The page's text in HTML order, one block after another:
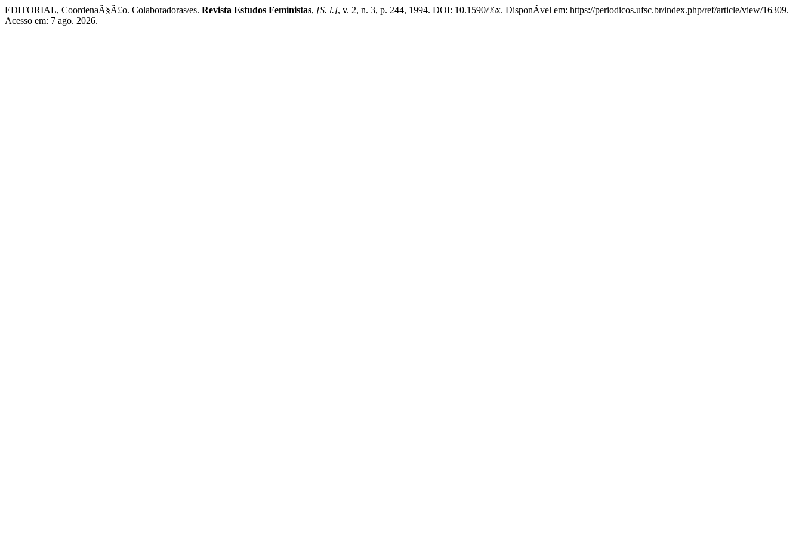
EDITORIAL, CoordenaÃ§Ã£o. Colaboradoras/es. Revista Estudos Feministas, [S. l.], v. 2, n. 3, p. 244, 1994. DOI: 10.1590/%x. DisponÃ­vel em: https://periodicos.ufsc.br/index.php/ref/article/view/16309.
Acesso em: 7 ago. 2026.